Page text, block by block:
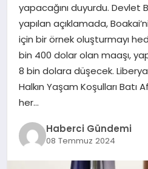
MAGAZIN
EĞITIM
SAĞLIK
TEKNOLOJI
yapacağını duyurdu. Devlet
yapılan açıklamada,
için bir örnek oluşturmayı
bin 400 dolar olan maaşı,
8 bin dolara düşecek.
Halkın Yaşam Koşulları Batı
her…
Haberci Gündemi
08 Temmuz 2024